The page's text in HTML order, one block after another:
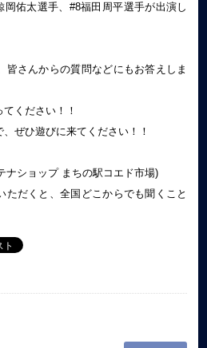
岡佑太選手、#8福田周平選手が出演し
皆さんからの質問などにもお答えしま
ください！！
ぜひ遊びに来てください！！
ナショップ まちの駅コエド市場)
ただくと、全国どこからでも聞くこと